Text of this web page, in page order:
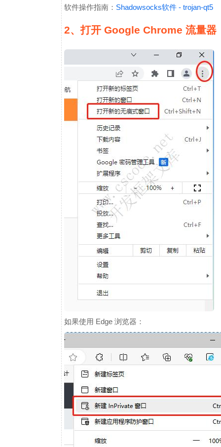
软件操作指南： Shadowsocks软件 - trojan-qt5
2、打开 Google Chrome 流量器
如果使用 Edge 浏览器：